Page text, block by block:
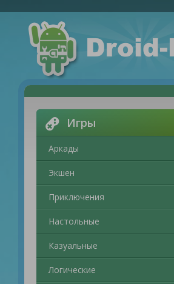
Игры
Аркады
Экшен
Приключения
Настольные
Казуальные
Логические